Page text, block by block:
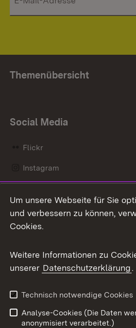
Themenübersicht
Social Media
Flickr
Instagram
Mastodon
Messenger
Social Wall
X / Twitter
Youtube
Um unsere Webseite für Sie
und verbessern zu können,
Cookies.
Weitere Informationen zu
unserer Datenschutzerklärung.
Technisch notwendige Cookies
Analyse-Cookies (Die Daten
anonymisiert verarbeitet.)